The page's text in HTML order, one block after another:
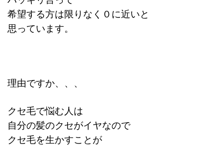
希望する方は限りなく０に近いと
思っています。
理由ですか、、、
クセ毛で悩む人は
自分の髪のクセがイヤなので
クセ毛を生かすことが